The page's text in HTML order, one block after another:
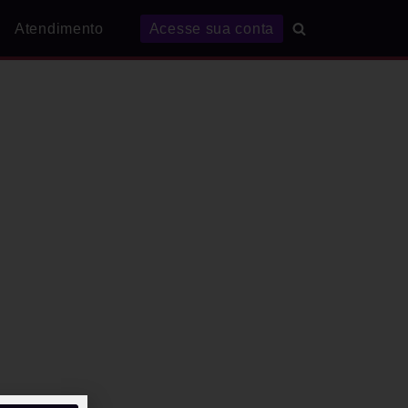
Atendimento Acesse sua conta